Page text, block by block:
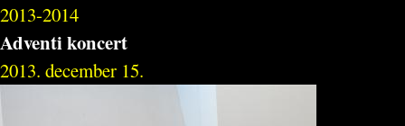
2013-2014
Adventi koncert
2013. december 15.